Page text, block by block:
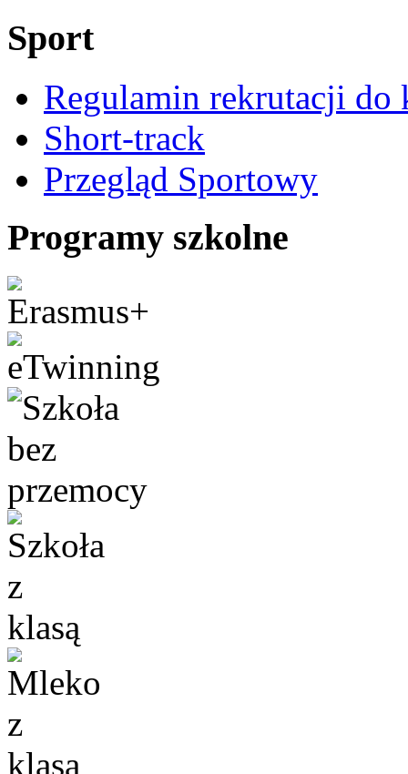
Sport
Regulamin rekrutacji do
Short-track
Przegląd Sportowy
Programy szkolne